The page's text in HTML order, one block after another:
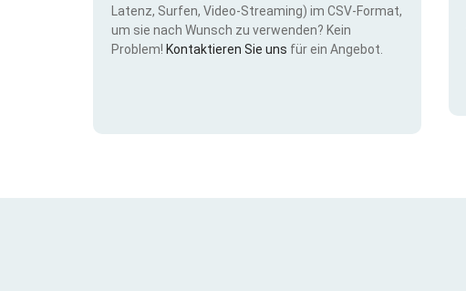
Latenz, Surfen, Video-Streaming) im CSV-Format,
um sie nach Wunsch zu verwenden? Kein
Problem! Kontaktieren Sie uns für ein Angebot.